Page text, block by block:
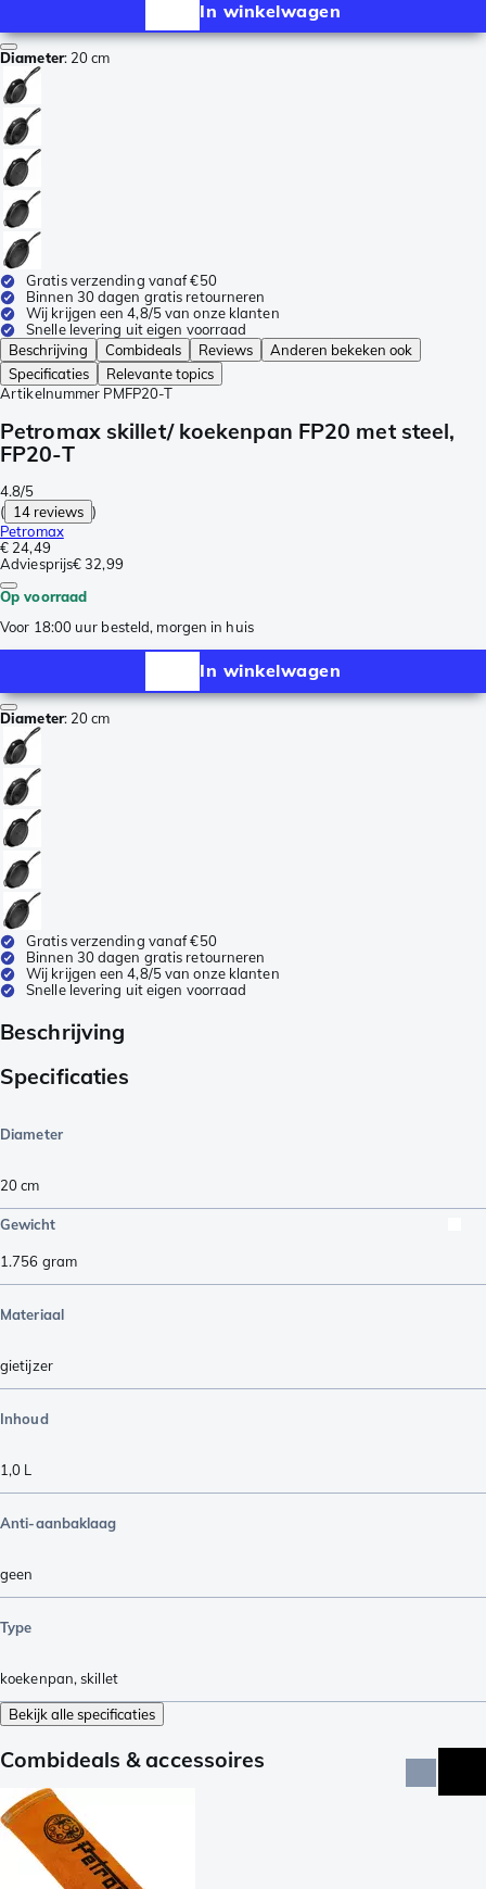
In winkelwagen
Diameter: 20 cm
Gratis verzending vanaf €50
Binnen 30 dagen gratis retourneren
Wij krijgen een 4,8/5 van onze klanten
Snelle levering uit eigen voorraad
Beschrijving
Combideals Reviews
Anderen bekeken ook
Specificaties
Relevante topics
Artikelnummer PMFP20-T
Petromax skillet/ koekenpan FP20 met steel,
FP20-T
4.8/5
( 14 reviews )
Petromax
€ 24,49
Adviesprijs€ 32,99
Op voorraad
Voor 18:00 uur besteld, morgen in huis
In winkelwagen
Diameter: 20 cm
Gratis verzending vanaf €50
Binnen 30 dagen gratis retourneren
Wij krijgen een 4,8/5 van onze klanten
Snelle levering uit eigen voorraad
Beschrijving
Specificaties
Diameter
20 cm
Gewicht
1.756 gram
Materiaal
gietijzer
Inhoud
1,0 L
Anti-aanbaklaag
geen
Type
koekenpan,skillet
Bekijk alle specificaties
Combideals & accessoires